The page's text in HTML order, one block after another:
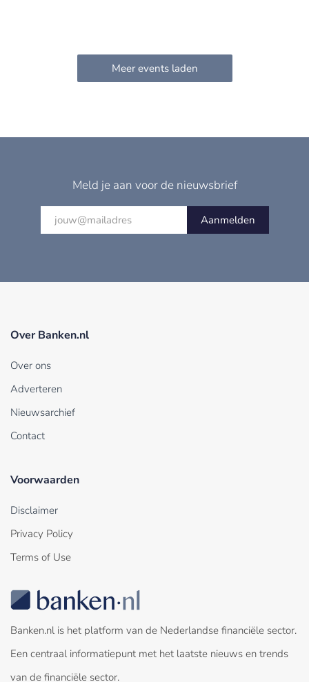
Meld je aan voor de nieuwsbrief
Aanmelden
Over Banken.nl
Over ons
Adverteren
Nieuwsarchief
Contact
Voorwaarden
Disclaimer
Privacy Policy
Terms of Use
Banken.nl is het platform van de Nederlandse financiële sector.
Een centraal informatiepunt met het laatste nieuws en trends
van de financiële sector.